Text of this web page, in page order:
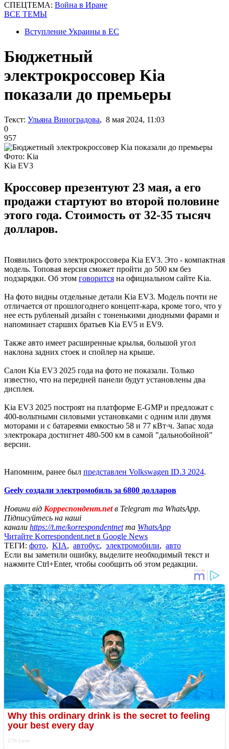
СПЕЦТЕМА: Война в Иране
ВСЕ ТЕМЫ
Вступление Украины в ЕС
Бюджетный
электрокроссовер Kia
показали до премьеры
Текст: Ульяна Виноградова, 8 мая 2024, 11:03
0
957
Фото: Kia
Kia EV3
Кроссовер презентуют 23 мая, а его
продажи стартуют во второй половине
этого года. Стоимость от 32-35 тысяч
долларов.
Появились фото электрокроссовера Kia EV3. Это - компактная
модель. Топовая версия сможет пройти до 500 км без
подзарядки. Об этом говорится на официальном сайте Kia.
На фото видны отдельные детали Kia EV3. Модель почти не
отличается от прошлогоднего концепт-кара, кроме того, что у
нее есть рубленый дизайн с тоненькими диодными фарами и
напоминает старших братьев Kia EV5 и EV9.
Также авто имеет расширенные крылья, большой угол
наклона задних стоек и спойлер на крыше.
Салон Kia EV3 2025 года на фото не показали. Только
известно, что на передней панели будут установлены два
дисплея.
Kia EV3 2025 построят на платформе E-GMP и предложат с
400-вольтными силовыми установками с одним или двумя
моторами и с батареями емкостью 58 и 77 кВт∙ч. Запас хода
электрокара достигнет 480-500 км в самой "дальнобойной"
версии.
Напомним, ранее был представлен Volkswagen ID.3 2024.
Geely создали электромобиль за 6800 долларов
Новини від Корреспондент.netв Telegram та WhatsApp.
Підписуйтесь на наші
канали https://t.me/korrespondentnetта WhatsApp
Читайте Korrespondent.net в Google News
ТЕГИ: фото, KIA, автобус, электромобили, авто
Если вы заметили ошибку, выделите необходимый текст и
нажмите Ctrl+Enter, чтобы сообщить об этом редакции.